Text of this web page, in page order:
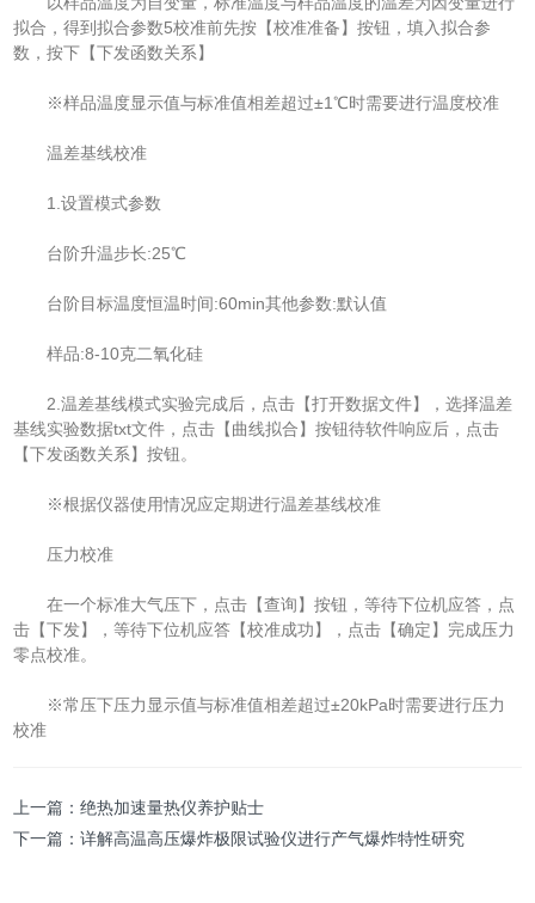
拟合，得到拟合参数5校准前先按【校准准备】按钮，填入拟合参
数，按下【下发函数关系】
※样品温度显示值与标准值相差超过±1℃时需要进行温度校准
温差基线校准
1.设置模式参数
台阶升温步长:25℃
台阶目标温度恒温时间:60min其他参数:默认值
样品:8-10克二氧化硅
2.温差基线模式实验完成后，点击【打开数据文件】，选择温差
基线实验数据txt文件，点击【曲线拟合】按钮待软件响应后，点击
【下发函数关系】按钮。
※根据仪器使用情况应定期进行温差基线校准
压力校准
在一个标准大气压下，点击【查询】按钮，等待下位机应答，点
击【下发】，等待下位机应答【校准成功】，点击【确定】完成压力
零点校准。
※常压下压力显示值与标准值相差超过±20kPa时需要进行压力
校准
上一篇：绝热加速量热仪养护贴士
下一篇：详解高温高压爆炸极限试验仪进行产气爆炸特性研究